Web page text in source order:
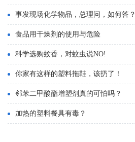
事发现场化学物品，总理问，如何答？
食品用干燥剂的使用与危险
科学选购蚊香，对蚊虫说NO!
你家有这样的塑料拖鞋，该扔了！
邻苯二甲酸酯增塑剂真的可怕吗？
加热的塑料餐具有毒？